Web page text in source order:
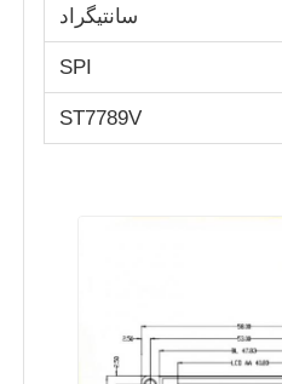
سانتیگراد
SPI
ST7789V